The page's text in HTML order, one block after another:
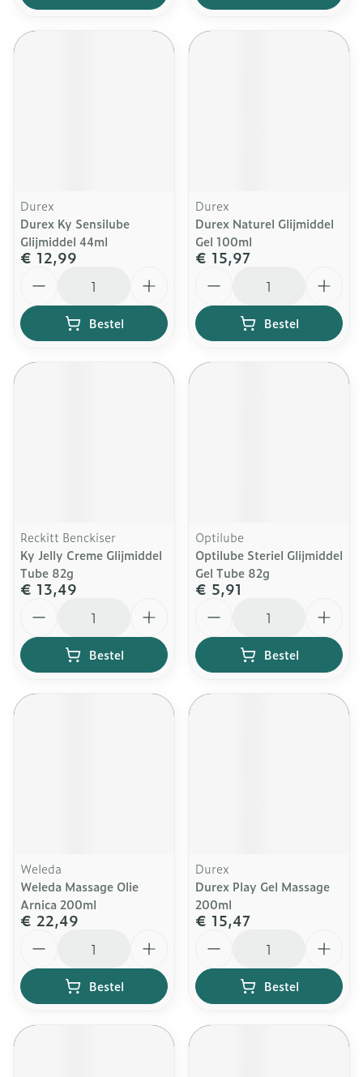
Durex
Durex Ky Sensilube
Glijmiddel 44ml
€ 12,99
Bestel
Durex
Durex Naturel Glijmiddel
Gel 100ml
€ 15,97
Bestel
Reckitt Benckiser
Ky Jelly Creme Glijmiddel
Tube 82g
€ 13,49
Bestel
Optilube
Optilube Steriel Glijmiddel
Gel Tube 82g
€ 5,91
Bestel
Weleda
Weleda Massage Olie
Arnica 200ml
€ 22,49
Bestel
Durex
Durex Play Gel Massage
200ml
€ 15,47
Bestel